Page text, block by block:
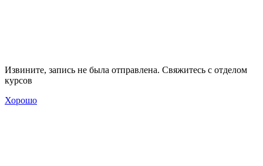
Извините, запись не была отправлена. Свяжитесь с отделом
курсов
Хорошо